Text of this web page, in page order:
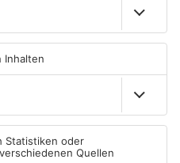
26.07.2026, 09:47 UHR IN SPORT